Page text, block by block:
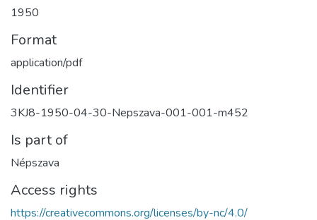
1950
Format
application/pdf
Identifier
3KJ8-1950-04-30-Nepszava-001-001-m452
Is part of
Népszava
Access rights
https://creativecommons.org/licenses/by-nc/4.0/